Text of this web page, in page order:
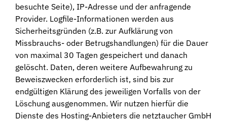
besuchte Seite), IP-Adresse und der anfragende
Provider. Logfile-Informationen werden aus
Sicherheitsgründen (z.B. zur Aufklärung von
Missbrauchs- oder Betrugshandlungen) für die Dauer
von maximal 30 Tagen gespeichert und danach
gelöscht. Daten, deren weitere Aufbewahrung zu
Beweiszwecken erforderlich ist, sind bis zur
endgültigen Klärung des jeweiligen Vorfalls von der
Löschung ausgenommen. Wir nutzen hierfür die
Dienste des Hosting-Anbieters die netztaucher GmbH